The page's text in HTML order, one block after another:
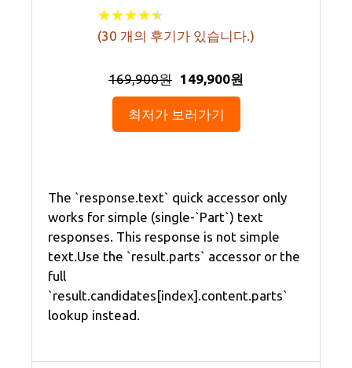
★★★★★
★★★★★
(30 개의 후기가 있습니다.)
169,900원 149,900원
최저가 보러가기
The `response.text` quick accessor only
works for simple (single-`Part`) text
responses. This response is not simple
text.Use the `result.parts` accessor or the
full
`result.candidates[index].content.parts`
lookup instead.